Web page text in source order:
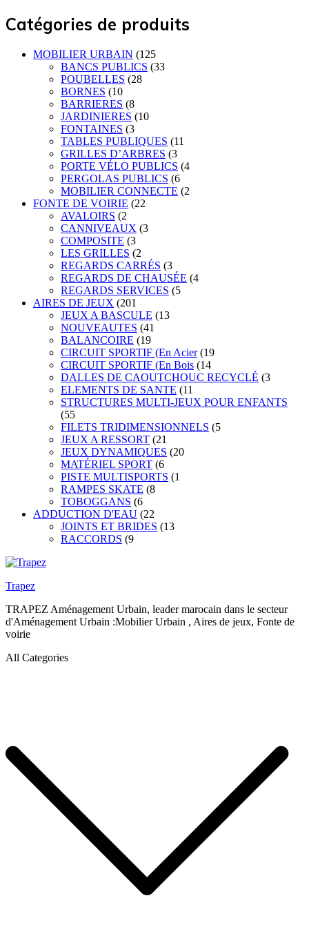
Catégories de produits
MOBILIER URBAIN (125
BANCS PUBLICS (33
POUBELLES (28
BORNES (10
BARRIERES (8
JARDINIERES (10
FONTAINES (3
TABLES PUBLIQUES (11
GRILLES D’ARBRES (3
PORTE VÉLO PUBLICS (4
PERGOLAS PUBLICS (6
MOBILIER CONNECTE (2
FONTE DE VOIRIE (22
AVALOIRS (2
CANNIVEAUX (3
COMPOSITE (3
LES GRILLES (2
REGARDS CARRÉS (3
REGARDS DE CHAUSÉE (4
REGARDS SERVICES (5
AIRES DE JEUX (201
JEUX A BASCULE (13
NOUVEAUTES (41
BALANCOIRE (19
CIRCUIT SPORTIF (En Acier (19
CIRCUIT SPORTIF (En Bois (14
DALLES DE CAOUTCHOUC RECYCLÉ (3
ELEMENTS DE SANTE (11
STRUCTURES MULTI-JEUX POUR ENFANTS
(55
FILETS TRIDIMENSIONNELS (5
JEUX A RESSORT (21
JEUX DYNAMIQUES (20
MATÉRIEL SPORT (6
PISTE MULTISPORTS (1
RAMPES SKATE (8
TOBOGGANS (6
ADDUCTION D'EAU (22
JOINTS ET BRIDES (13
RACCORDS (9
Trapez
TRAPEZ Aménagement Urbain, leader marocain dans le secteur
d'Aménagement Urbain :Mobilier Urbain , Aires de jeux, Fonte de
voirie
All Categories